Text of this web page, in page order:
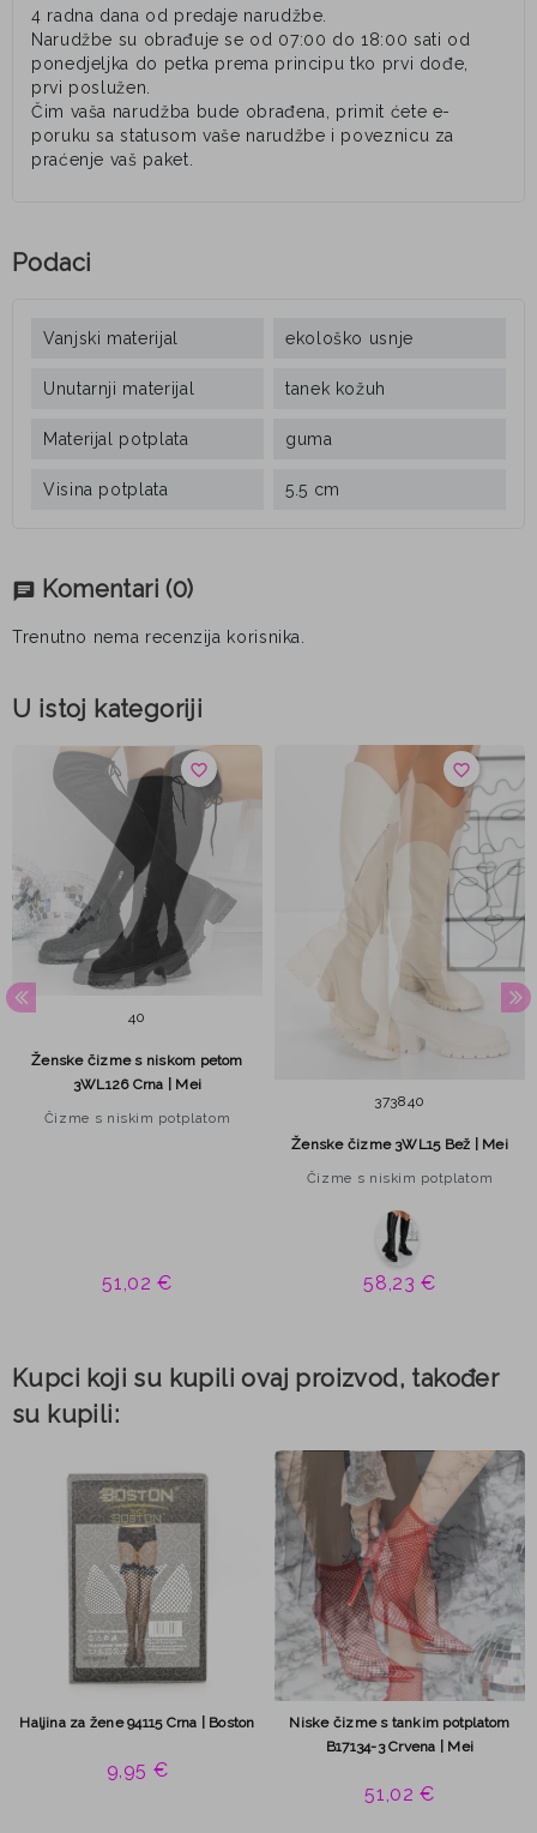
4 radna dana od predaje narudžbe.
Narudžbe su obrađuje se od 07:00 do 18:00 sati od
ponedjeljka do petka prema principu tko prvi dođe,
prvi poslužen.
Čim vaša narudžba bude obrađena, primit ćete e-
poruku sa statusom vaše narudžbe i poveznicu za
praćenje vaš paket.
Podaci
Vanjski materijal ekološko usnje
Unutarnji materijal tanek kožuh
Materijal potplata guma
Visina potplata 5.5 cm
chat Komentari (0)
Trenutno nema recenzija korisnika.
U istoj kategoriji
favorite_border
40
Ženske čizme s niskom petom
3WL126 Crna | Mei
Čizme s niskim potplatom
51,02 €
favorite_border
373840
Ženske čizme 3WL15 Bež | Mei
Čizme s niskim potplatom
58,23 €
Kupci koji su kupili ovaj proizvod, također
su kupili:
Haljina za žene 94115 Crna | Boston
9,95 €
Niske čizme s tankim potplatom
B17134-3 Crvena | Mei
51,02 €